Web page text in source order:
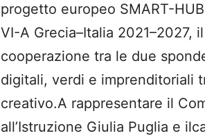
progetto europeo SMART-
VI-A Grecia–Italia 2021–2027,
cooperazione tra le due
digitali, verdi e imprenditoriali
creativo.A rappresentare il
all’Istruzione Giulia Puglia e